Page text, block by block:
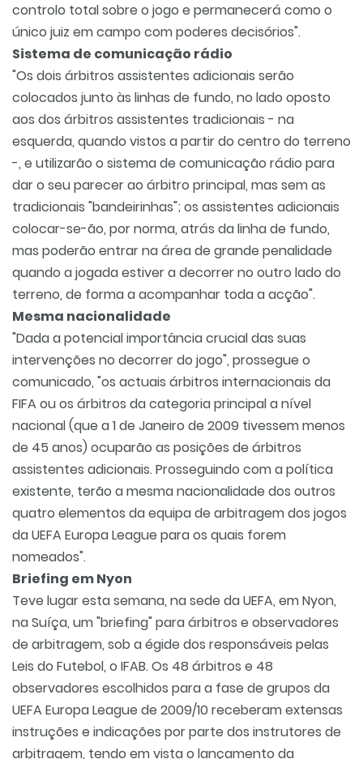
controlo total sobre o jogo e permanecerá como o
único juiz em campo com poderes decisórios".
Sistema de comunicação rádio
"Os dois árbitros assistentes adicionais serão
colocados junto às linhas de fundo, no lado oposto
aos dos árbitros assistentes tradicionais - na
esquerda, quando vistos a partir do centro do terreno
-, e utilizarão o sistema de comunicação rádio para
dar o seu parecer ao árbitro principal, mas sem as
tradicionais "bandeirinhas"; os assistentes adicionais
colocar-se-ão, por norma, atrás da linha de fundo,
mas poderão entrar na área de grande penalidade
quando a jogada estiver a decorrer no outro lado do
terreno, de forma a acompanhar toda a acção".
Mesma nacionalidade
"Dada a potencial importância crucial das suas
intervenções no decorrer do jogo", prossegue o
comunicado, "os actuais árbitros internacionais da
FIFA ou os árbitros da categoria principal a nível
nacional (que a 1 de Janeiro de 2009 tivessem menos
de 45 anos) ocuparão as posições de árbitros
assistentes adicionais. Prosseguindo com a política
existente, terão a mesma nacionalidade dos outros
quatro elementos da equipa de arbitragem dos jogos
da UEFA Europa League para os quais forem
nomeados".
Briefing em Nyon
Teve lugar esta semana, na sede da UEFA, em Nyon,
na Suíça, um "briefing" para árbitros e observadores
de arbitragem, sob a égide dos responsáveis pelas
Leis do Futebol, o IFAB. Os 48 árbitros e 48
observadores escolhidos para a fase de grupos da
UEFA Europa League de 2009/10 receberam extensas
instruções e indicações por parte dos instrutores de
arbitragem, tendo em vista o lançamento da